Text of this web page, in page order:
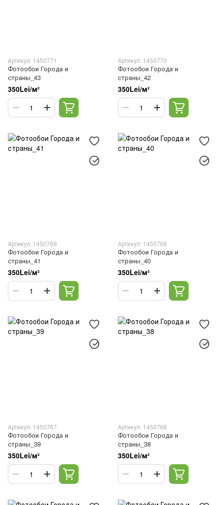
Артикул: 1450771
Фотообои Города и
страны_43
350Lei/м²
Артикул: 1450770
Фотообои Города и
страны_42
350Lei/м²
Артикул: 1450769
Фотообои Города и
страны_41
350Lei/м²
Артикул: 1450768
Фотообои Города и
страны_40
350Lei/м²
Артикул: 1450767
Фотообои Города и
страны_39
350Lei/м²
Артикул: 1450766
Фотообои Города и
страны_38
350Lei/м²